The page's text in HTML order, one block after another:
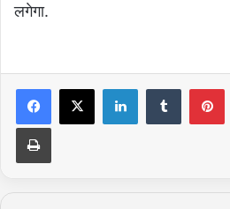
लगेगा.